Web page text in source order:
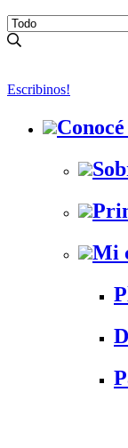
Escribinos!
Mi